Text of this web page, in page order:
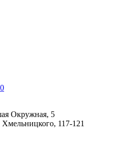
0
Окружная, 5
117-121